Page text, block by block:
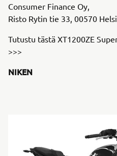
Consumer Finance Oy,
Risto Rytin tie 33, 00570
Tutustu tästä XT1200ZE
>>>
NIKEN